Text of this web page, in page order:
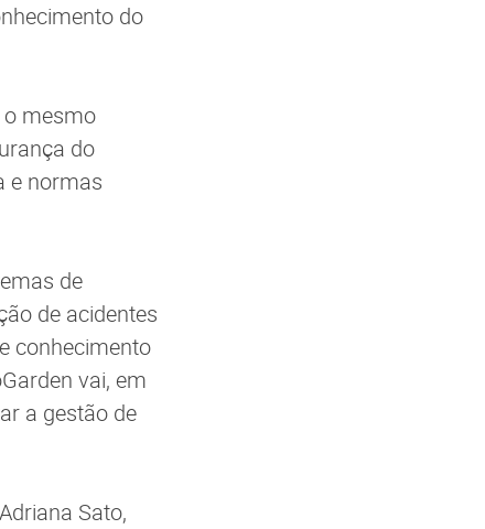
do
o mesmo
do
e normas
de
de acidentes
conhecimento
vai, em
a gestão de
Sato,